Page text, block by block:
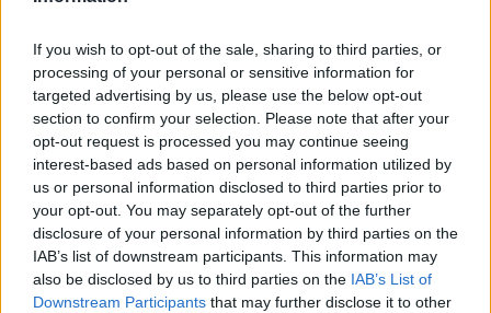
If you wish to opt-out of the sale, sharing to third parties, or
processing of your personal or sensitive information for
targeted advertising by us, please use the below opt-out
section to confirm your selection. Please note that after your
opt-out request is processed you may continue seeing
interest-based ads based on personal information utilized by
us or personal information disclosed to third parties prior to
your opt-out. You may separately opt-out of the further
disclosure of your personal information by third parties on the
IAB’s list of downstream participants. This information may
also be disclosed by us to third parties on the IAB’s List of
Downstream Participants that may further disclose it to other
και ότι σου κάνει κλικ!
Ακολουθήστε το E-Radio.gr και στο Instagram
ΔΙΑΦΗΜΙΣΗ